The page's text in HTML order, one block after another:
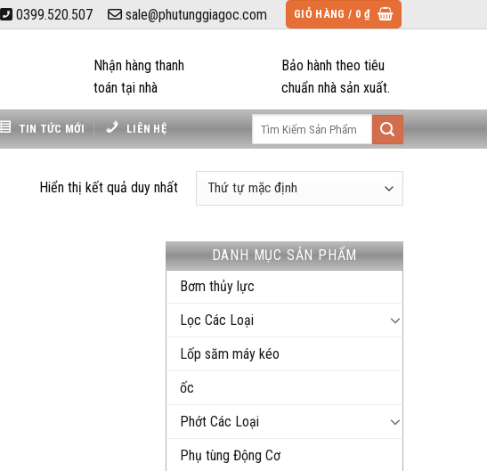
0399.520.507 sale@phutunggiagoc.com GIỎ HÀNG / 0 ₫
Nhận hàng thanh
toán tại nhà
Bảo hành theo tiêu
chuẩn nhà sản xuất.
TIN TỨC MỚI LIÊN HỆ
Hiển thị kết quả duy nhất
DANH MỤC SẢN PHẨM
Bơm thủy lực
Lọc Các Loại
Lốp săm máy kéo
ốc
Phớt Các Loại
Phụ tùng Động Cơ